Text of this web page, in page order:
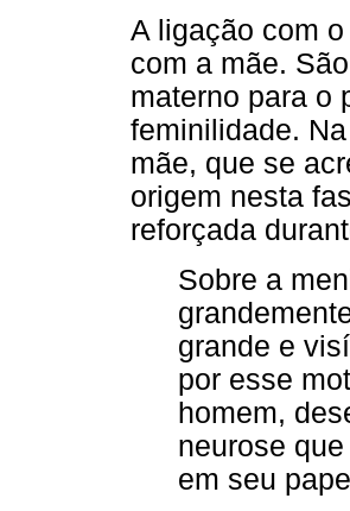
A ligação com
com a mãe.
materno para o
feminilidade.
mãe, que se
origem nesta
reforçada
Sobre a
grande e
por esse
homem,
neurose
em seu